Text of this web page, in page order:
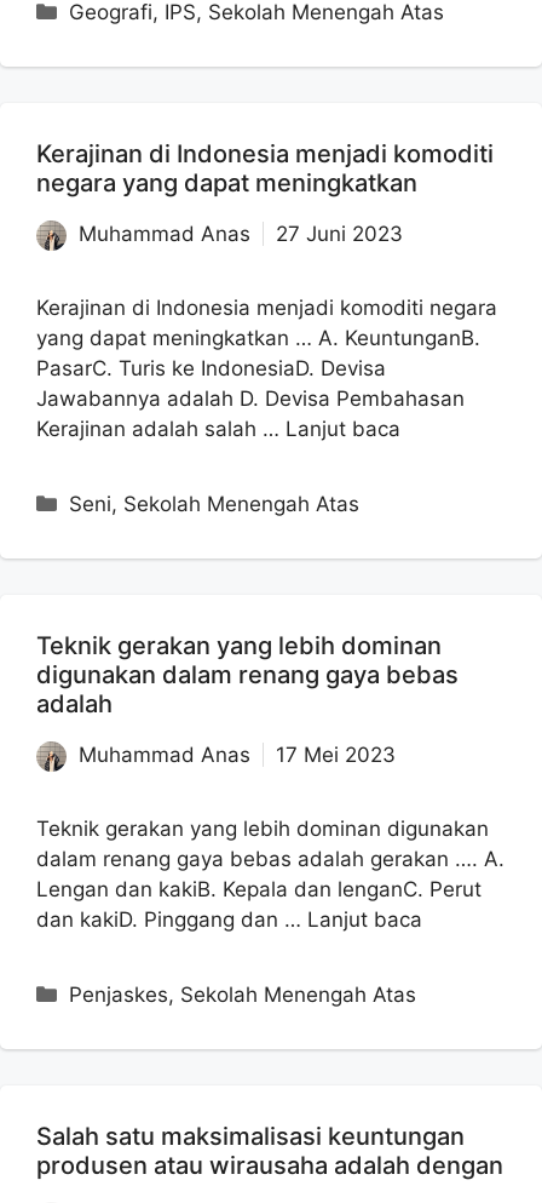
Kategori
Geografi, IPS, Sekolah Menengah Atas
Kerajinan di Indonesia menjadi komoditi
negara yang dapat meningkatkan
Muhammad Anas 27 Juni 2023
Kerajinan di Indonesia menjadi komoditi negara
yang dapat meningkatkan … A. KeuntunganB.
PasarC. Turis ke IndonesiaD. Devisa
Jawabannya adalah D. Devisa Pembahasan
Kerajinan adalah salah … Lanjut baca
Kategori
Seni, Sekolah Menengah Atas
Teknik gerakan yang lebih dominan
digunakan dalam renang gaya bebas
adalah
Muhammad Anas 17 Mei 2023
Teknik gerakan yang lebih dominan digunakan
dalam renang gaya bebas adalah gerakan …. A.
Lengan dan kakiB. Kepala dan lenganC. Perut
dan kakiD. Pinggang dan … Lanjut baca
Kategori
Penjaskes, Sekolah Menengah Atas
Salah satu maksimalisasi keuntungan
produsen atau wirausaha adalah dengan